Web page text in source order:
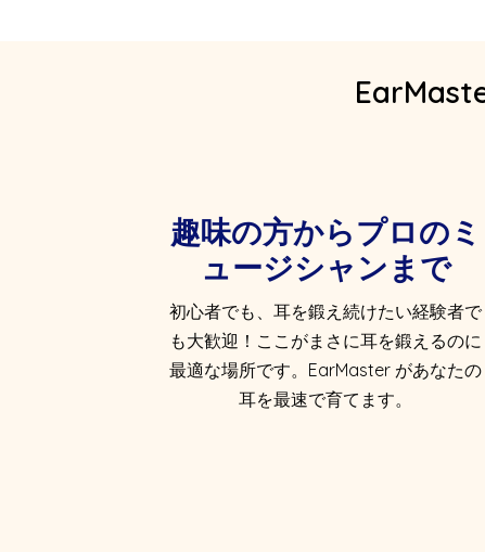
趣味の方からプロのミ
ュージシャンまで
初心者でも、耳を鍛え続けたい経験者で
も大歓迎！ここがまさに耳を鍛えるのに
最適な場所です。EarMaster があなたの
耳を最速で育てます。